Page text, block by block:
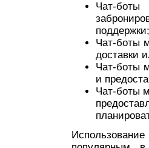
Чат-
поддержки;
Чат-боты
доставки
Чат-боты
и
Чат-боты